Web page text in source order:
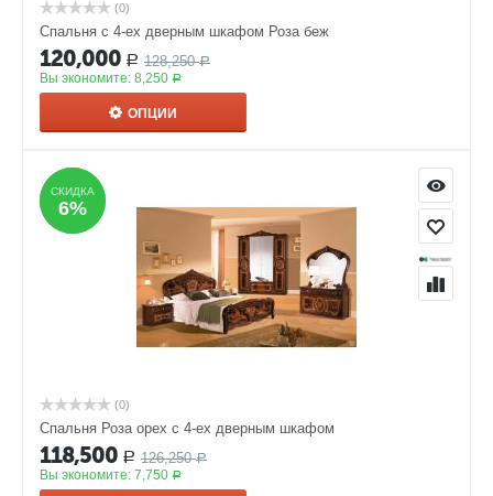
(0)
Спальня с 4-ех дверным шкафом Роза беж
120,000 Р 128,250 Р
Вы экономите: 8,250 Р
ОПЦИИ
СКИДКА
6%
СКИДКА
6%
(0)
Спальня Роза орех с 4-ех дверным шкафом
118,500 Р 126,250 Р
Вы экономите: 7,750 Р